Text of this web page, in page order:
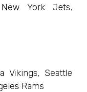
York Jets,
Vikings, Seattle
Rams